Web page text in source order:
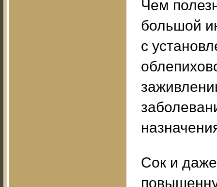
Чем
большой
с
Сок и